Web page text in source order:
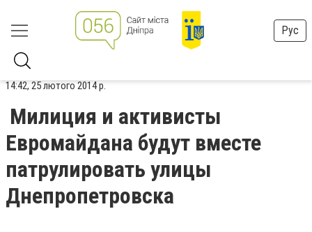
Рус
14:42, 25 лютого 2014 р.
Милиция и активисты
Евромайдана будут вместе
патрулировать улицы
Днепропетровска